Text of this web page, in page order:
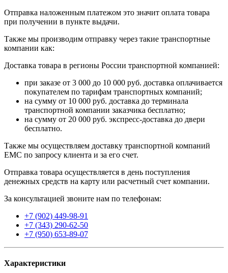
Отправка наложенным платежом это значит оплата товара
при получении в пункте выдачи.
Также мы производим отправку через такие транспортные
компании как:
Доставка товара в регионы России транспортной компанией:
при заказе от 3 000 до 10 000 руб. доставка оплачивается
покупателем по тарифам транспортных компаний;
на сумму от 10 000 руб. доставка до терминала
транспортной компании заказчика бесплатно;
на сумму от 20 000 руб. экспресс-доставка до двери
бесплатно.
Также мы осуществляем доставку транспортной компаний
EMC по запросу клиента и за его счет.
Отправка товара осуществляется в день поступления
денежных средств на карту или расчетный счет компании.
За консультацией звоните нам по телефонам:
+7 (902) 449-98-91
+7 (343) 290-62-50
+7 (950) 653-89-07
Характеристики